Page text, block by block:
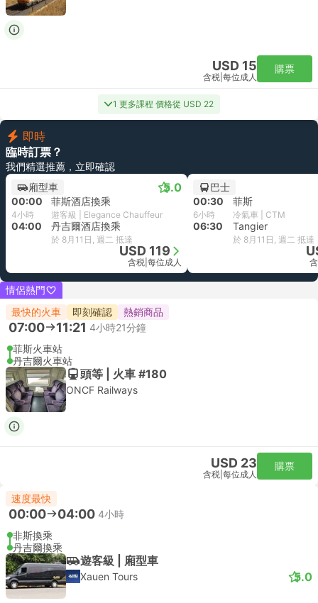
USD 15
含税 每位成人
購票
1 更多課程 價格從 USD 22
即時
臨時訂票？
我們精選推薦，立即確認
廂型車
5.0
00:00 菲斯酒店換乘
4小時 遊客級 | Elegance Chauffeur
04:00 丹吉爾酒店換乘
於 8月11日, 週二 抵達
USD 119
含税 每位成人
巴士
00:30
菲斯
6小時 冷氣車 | CTM
06:30 Tangier
於 8月11日, 週二 抵達
情侶熱門
最快的火車
即刻確認 熱銷商品
07:00 11:21 4小時21分鐘
菲斯火車站
丹吉爾火車站
頭等 | 火車 #180
ONCF Railways
USD 23
含税 每位成人
購票
速度最快
00:00 04:00 4小時
非斯換乘
丹吉爾換乘
遊客級 | 廂型車
Xauen Tours 5.0